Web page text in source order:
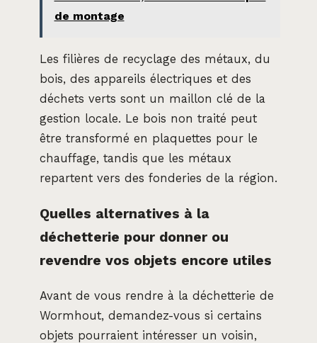
de montage
Les filières de recyclage des métaux, du
bois, des appareils électriques et des
déchets verts sont un maillon clé de la
gestion locale. Le bois non traité peut
être transformé en plaquettes pour le
chauffage, tandis que les métaux
repartent vers des fonderies de la région.
Quelles alternatives à la
déchetterie pour donner ou
revendre vos objets encore utiles
Avant de vous rendre à la déchetterie de
Wormhout, demandez-vous si certains
objets pourraient intéresser un voisin,